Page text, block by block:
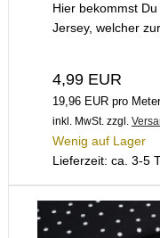
Hier bekommst
Jersey, welcher
4,99 EUR
19,96 EUR pro Meter
inkl. MwSt. zzgl.
Wenig auf Lager
Lieferzeit: ca. 3-5